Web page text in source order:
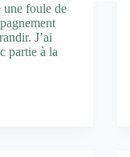
une foule de
J’ai
partie à la